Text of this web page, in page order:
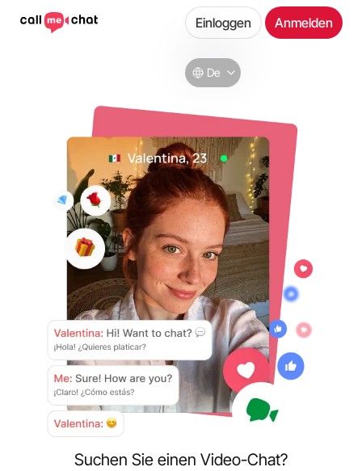
De
Einloggen Anmelden
Suchen Sie einen Video-Chat?